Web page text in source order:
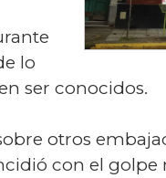
lo
ser conocidos.
otros
con el